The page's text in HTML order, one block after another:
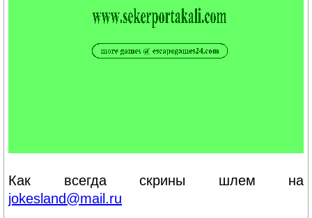
Как всегда скрины шлем на
jokesland@mail.ru